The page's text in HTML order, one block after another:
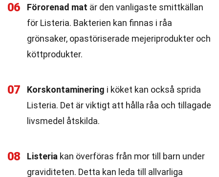
06 Förorenad mat är den vanligaste smittkällan
för Listeria. Bakterien kan finnas i råa
grönsaker, opastöriserade mejeriprodukter och
köttprodukter.
07 Korskontaminering i köket kan också sprida
Listeria. Det är viktigt att hålla råa och tillagade
livsmedel åtskilda.
08 Listeria kan överföras från mor till barn under
graviditeten. Detta kan leda till allvarliga